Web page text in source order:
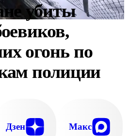
убиты
огонь по
полиции
Дзен Макс